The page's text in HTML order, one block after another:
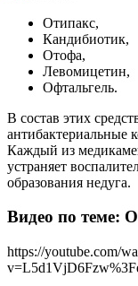
Отипакс,
Кандибиотик,
Отофа,
Левомицетин,
Офтальгель.
В состав этих
антибактериальные
Каждый из
устраняет
образования недуга.
Видео по теме:
https://youtube.com/